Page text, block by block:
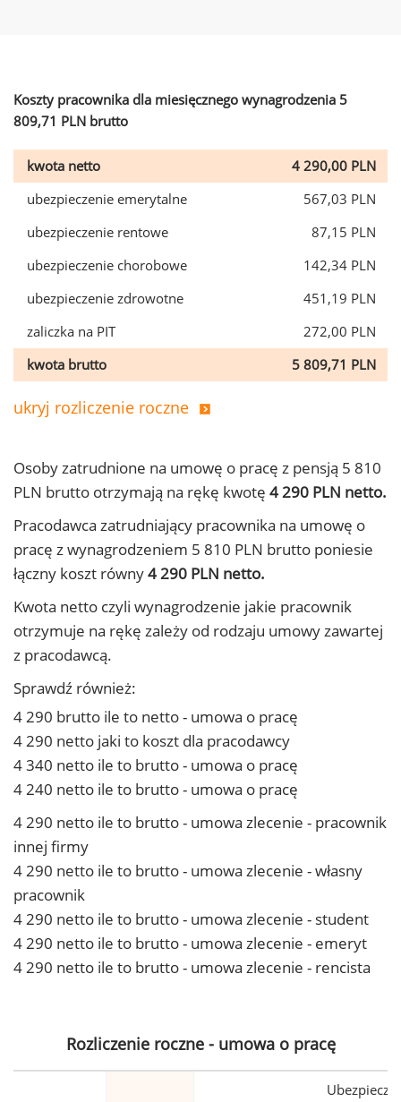
Koszty pracownika dla miesięcznego wynagrodzenia 5
809,71 PLN brutto
kwota netto
4 290,00 PLN
ubezpieczenie emerytalne
567,03 PLN
ubezpieczenie rentowe
87,15 PLN
ubezpieczenie chorobowe
142,34 PLN
ubezpieczenie zdrowotne
451,19 PLN
zaliczka na PIT
272,00 PLN
kwota brutto
5 809,71 PLN
ukryj rozliczenie roczne
Osoby zatrudnione na umowę o pracę z pensją 5 810
PLN brutto otrzymają na rękę kwotę 4 290 PLN netto.
Pracodawca zatrudniający pracownika na umowę o
pracę z wynagrodzeniem 5 810 PLN brutto poniesie
łączny koszt równy4 290 PLN netto.
Kwota netto czyli wynagrodzenie jakie pracownik
otrzymuje na rękę zależy od rodzaju umowy zawartej
z pracodawcą.
Sprawdź również:
4 290 brutto ile to netto - umowa o pracę
4 290 netto jaki to koszt dla pracodawcy
4 340 netto ile to brutto - umowa o pracę
4 240 netto ile to brutto - umowa o pracę
4 290 netto ile to brutto - umowa zlecenie - pracownik
innej firmy
4 290 netto ile to brutto - umowa zlecenie - własny
pracownik
4 290 netto ile to brutto - umowa zlecenie - student
4 290 netto ile to brutto - umowa zlecenie - emeryt
4 290 netto ile to brutto - umowa zlecenie - rencista
Rozliczenie roczne - umowa o pracę